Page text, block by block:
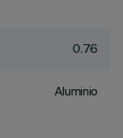
0.76
Aluminio